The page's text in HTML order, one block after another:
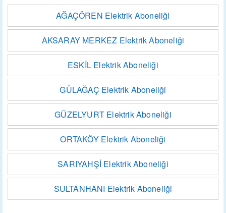
AĞAÇÖREN Elektrik Aboneliği
AKSARAY MERKEZ Elektrik Aboneliği
ESKİL Elektrik Aboneliği
GÜLAĞAÇ Elektrik Aboneliği
GÜZELYURT Elektrik Aboneliği
ORTAKÖY Elektrik Aboneliği
SARIYAHŞİ Elektrik Aboneliği
SULTANHANI Elektrik Aboneliği